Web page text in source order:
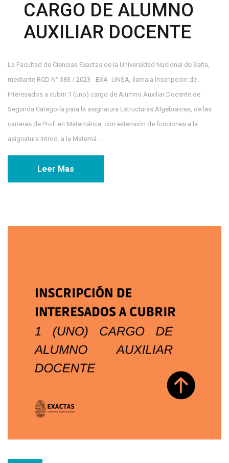
CARGO DE ALUMNO
AUXILIAR DOCENTE
La Facultad de Ciencias Exactas de la Universidad Nacional de Salta,
mediante RCD N° 383 / 2023 - EXA -UNSA, llama a Inscripción de
Interesados a cubrir 1 (uno) cargo de Alumno Auxiliar Docente de
Segunda Categoría para la asignatura Estructuras Algebraicas, de las
carreras de Prof. en Matemática, con extensión de funciones a la
asignatura Introd. a la Matemá...
Leer Mas